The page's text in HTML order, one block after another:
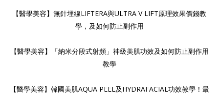
【醫學美容】無針埋線LIFTERA與ULTRA V LIFT原理效果價錢教
學，及如何防止副作用
【醫學美容】「納米分段式射頻」神級美肌功效及如何防止副作用
教學
【醫學美容】韓國美肌AQUA PEEL及HYDRAFACIAL功效教學！最